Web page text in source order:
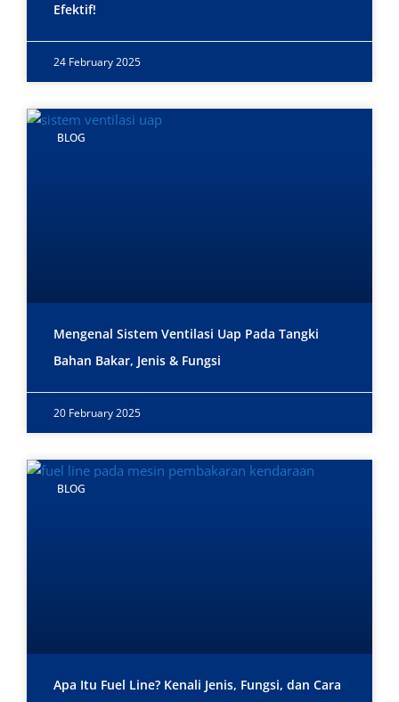
Efektif!
24 February 2025
BLOG
Mengenal Sistem Ventilasi Uap Pada Tangki
Bahan Bakar, Jenis & Fungsi
20 February 2025
BLOG
Apa Itu Fuel Line? Kenali Jenis, Fungsi, dan Cara